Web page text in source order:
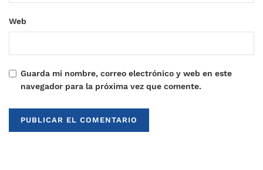
Web
Guarda mi nombre, correo electrónico y web en este
navegador para la próxima vez que comente.